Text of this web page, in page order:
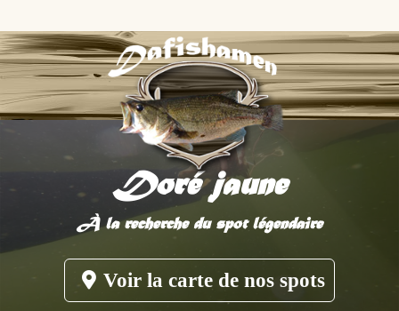
Doré jaune
À la recherche du spot légendaire
Voir la carte de nos spots